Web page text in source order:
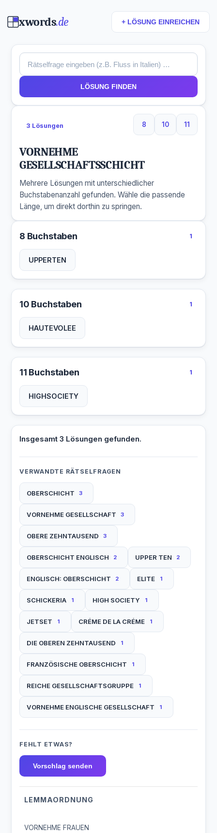
xwords.de + LÖSUNG EINREICHEN
LÖSUNG FINDEN
3 Lösungen 8
8 Buchstaben
10
10 Buchstaben
11
11
VORNEHME
GESELLSCHAFTSSCHICHT
Mehrere Lösungen mit unterschiedlicher
Buchstabenanzahl gefunden. Wähle die passende
Länge, um direkt dorthin zu springen.
8 Buchstaben 1
UPPERTEN
10 Buchstaben 1
HAUTEVOLEE
11 Buchstaben 1
HIGHSOCIETY
Insgesamt 3 Lösungen gefunden.
VERWANDTE RÄTSELFRAGEN
OBERSCHICHT 3
VORNEHME GESELLSCHAFT 3
OBERE ZEHNTAUSEND 3
OBERSCHICHT ENGLISCH 2 UPPER TEN 2
ENGLISCH: OBERSCHICHT 2 ELITE 1
SCHICKERIA 1 HIGH SOCIETY 1
JETSET 1 CRÉME DE LA CRÉME 1
DIE OBEREN ZEHNTAUSEND 1
FRANZÖSISCHE OBERSCHICHT 1
REICHE GESELLSCHAFTSGRUPPE 1
VORNEHME ENGLISCHE GESELLSCHAFT 1
FEHLT ETWAS?
Vorschlag senden
LEMMAORDNUNG
VORNEHME FRAUEN